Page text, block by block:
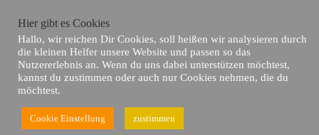
content
Du bist hier Home Neues Bis zur Cell Saga
Hier gibt es Cookies
Hallo, wir reichen Dir Cookies, soll heißen wir analysieren durch
die kleinen Helfer unsere Website und passen so das
Nutzererlebnis an. Wenn du uns dabei unterstützen möchtest,
kannst du zustimmen oder auch nur Cookies nehmen, die du
möchtest.
Cookie Einstellung zustimmen